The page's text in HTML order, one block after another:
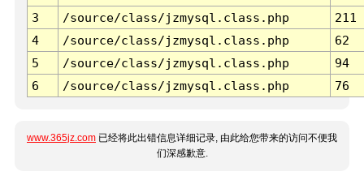
3 /source/class/jzmysql.class.php
211
4
/source/class/jzmysql.class.php
62
5
/source/class/jzmysql.class.php
94
6
/source/class/jzmysql.class.php 76
www.365jz.com 已经将此出错信息详细记录, 由此给您带来的访问不便我
们深感歉意.